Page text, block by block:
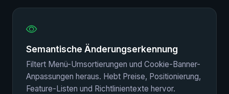
Semantische Änderungserkennung
Filtert Menü-Umsortierungen und Cookie-Banner-
Anpassungen heraus. Hebt Preise, Positionierung,
Feature-Listen und Richtlinientexte hervor.